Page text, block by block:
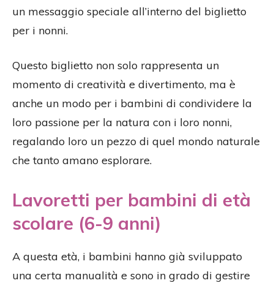
un messaggio speciale all’interno del biglietto
per i nonni.
Questo biglietto non solo rappresenta un
momento di creatività e divertimento, ma è
anche un modo per i bambini di condividere la
loro passione per la natura con i loro nonni,
regalando loro un pezzo di quel mondo naturale
che tanto amano esplorare.
Lavoretti per bambini di età
scolare (6-9 anni)
A questa età, i bambini hanno già sviluppato
una certa manualità e sono in grado di gestire